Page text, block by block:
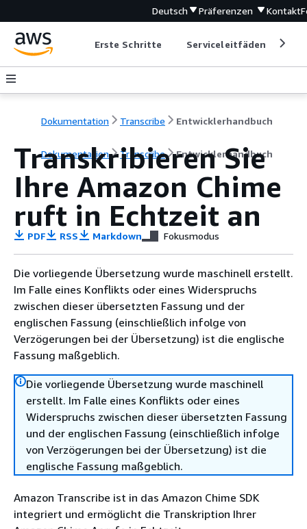
Deutsch Präferenzen Kontakt
Erste Schritte Serviceleitfäden
Dokumentation Transcribe Entwicklerhandbuch
Dokumentation Transcribe Entwicklerhandbuch
Transkribieren Sie
Ihre Amazon Chime
ruft in Echtzeit an
PDF RSS Markdown Fokusmodus
Die vorliegende Übersetzung wurde maschinell erstellt.
Im Falle eines Konflikts oder eines Widerspruchs
zwischen dieser übersetzten Fassung und der
englischen Fassung (einschließlich infolge von
Verzögerungen bei der Übersetzung) ist die englische
Fassung maßgeblich.
Die vorliegende Übersetzung wurde maschinell
erstellt. Im Falle eines Konflikts oder eines
Widerspruchs zwischen dieser übersetzten Fassung
und der englischen Fassung (einschließlich infolge
von Verzögerungen bei der Übersetzung) ist die
englische Fassung maßgeblich.
Amazon Transcribe ist in das Amazon Chime SDK
integriert und ermöglicht die Transkription Ihrer